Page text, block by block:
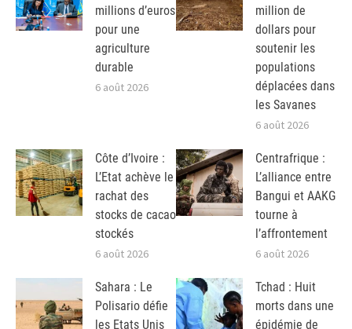
millions d’euros
pour une
agriculture
durable
6 août 2026
million de
dollars pour
soutenir les
populations
déplacées dans
les Savanes
6 août 2026
Côte d’Ivoire :
L’Etat achève le
rachat des
stocks de cacao
stockés
6 août 2026
Centrafrique :
L’alliance entre
Bangui et AAKG
tourne à
l’affrontement
6 août 2026
Sahara : Le
Polisario défie
les Etats Unis
Tchad : Huit
morts dans une
épidémie de